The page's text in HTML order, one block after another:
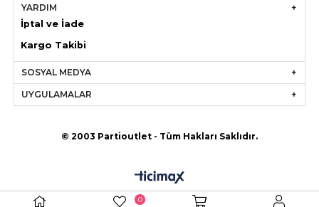
YARDIM
İptal ve İade
Kargo Takibi
SOSYAL MEDYA
UYGULAMALAR
© 2003 Partioutlet - Tüm Hakları Saklıdır.
0